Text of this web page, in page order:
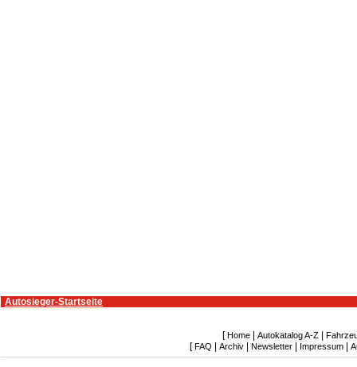
Autosieger-Startseite
[ Home| Autokatalog A-Z|
[ FAQ Archiv Newsletter Impressum